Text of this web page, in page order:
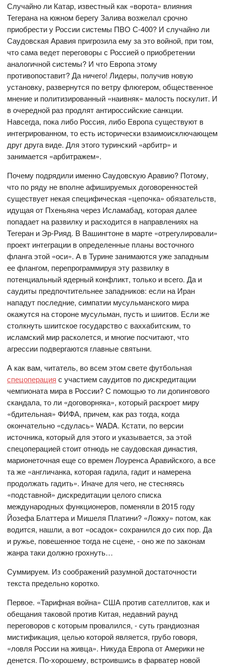
Случайно ли Катар, известный как «ворота» влияния
Тегерана на южном берегу Залива возжелал срочно
приобрести у России системы ПВО С-400? И случайно ли
Саудовская Аравия пригрозила ему за это войной, при том,
что сама ведет переговоры с Россией о приобретении
аналогичной системы? И что Европа этому
противопоставит? Да ничего! Лидеры, получив новую
установку, развернутся по ветру флюгером, общественное
мнение и политизированный «наивняк» малость поскулит. И
в очередной раз продлят антироссийские санкции.
Навсегда, пока либо Россия, либо Европа существуют в
интегрированном, то есть исторически взаимоисключающем
друг друга виде. Для этого туринский «арбитр» и
занимается «арбитражем».
Почему подрядили именно Саудовскую Аравию? Потому,
что по ряду не вполне афишируемых договоренностей
существует некая специфическая «цепочка» обязательств,
идущая от Пхеньяна через Исламабад, которая далее
попадает на развилку и расходится в направлениях на
Тегеран и Эр-Рияд. В Вашингтоне в марте «отрегулировали»
проект интеграции в определенные планы восточного
фланга этой «оси». А в Турине занимаются уже западным
ее флангом, перепрограммируя эту развилку в
потенциальный ядерный конфликт, только и всего. Да и
саудиты предпочтительнее западников: если на Иран
нападут последние, симпатии мусульманского мира
окажутся на стороне мусульман, пусть и шиитов. Если же
столкнуть шиитское государство с ваххабитским, то
исламский мир расколется, и многие посчитают, что
агрессии подвергаются главные святыни.
А как вам, читатель, во всем этом свете футбольная
спецоперация с участием саудитов по дискредитации
чемпионата мира в России? С помощью то ли допингового
скандала, то ли «договорняка», который раскроет миру
«бдительная» ФИФА, причем, как раз тогда, когда
окончательно «сдулась» WADA. Кстати, по версии
источника, который для этого и указывается, за этой
спецоперацией стоит отнюдь не саудовская династия,
марионеточная еще со времен Лоуренса Аравийского, а все
та же «англичанка, которая гадила, гадит и намерена
продолжать гадить». Иначе для чего, не стесняясь
«подставной» дискредитации целого списка
международных функционеров, поменяли в 2015 году
Йозефа Блаттера и Мишеля Платини? «Ложку» потом, как
водится, нашли, а вот «осадок» сохранился до сих пор. Да
и ружье, повешенное тогда не сцене, - оно же по законам
жанра таки должно грохнуть…
Суммируем. Из соображений разумной достаточности
текста предельно коротко.
Первое. «Тарифная война» США против сателлитов, как и
обещания таковой против Китая, недавний раунд
переговоров с которым провалился, - суть грандиозная
мистификация, целью которой является, грубо говоря,
«ловля России на живца». Никуда Европа от Америки не
денется. По-хорошему, встроившись в фарватер новой